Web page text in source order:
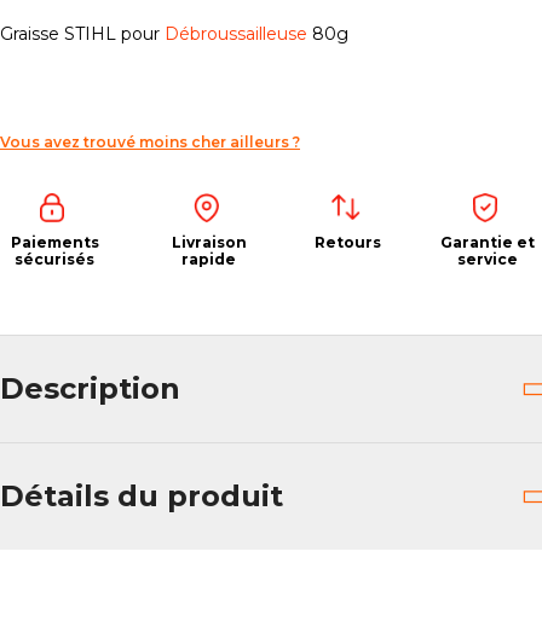
Graisse STIHL pour Débroussailleuse 80g
Vous avez trouvé moins cher ailleurs ?
Paiements
sécurisés
Livraison
rapide
Retours
Garantie et
service
Description
Détails du produit